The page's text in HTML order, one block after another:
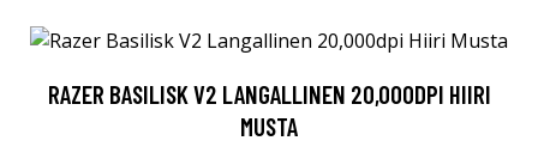
RAZER BASILISK V2 LANGALLINEN 20,000DPI HIIRI
MUSTA